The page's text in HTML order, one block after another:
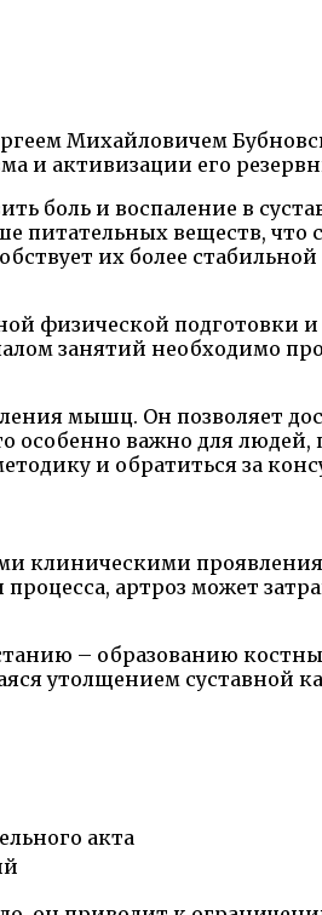
Михайловичем
и активизации его
боль и воспаление в
питательных веществ, что
их более
физической подготовки
занятий необходимо
мышц. Он позволяет
особенно важно для
и обратиться за
клиническими
артроз может
– образованию
утолщением суставной
акта